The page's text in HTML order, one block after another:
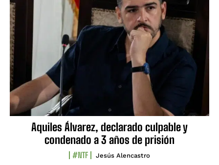
Aquiles Álvarez, declarado culpable y
condenado a 3 años de prisión
#NTF Jesús Alencastro